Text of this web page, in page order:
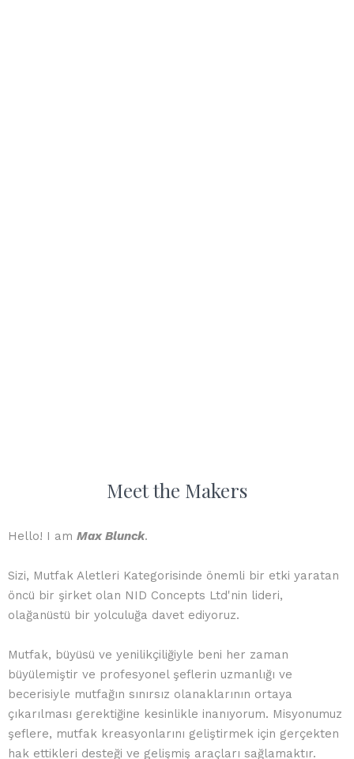
Meet the Makers
Hello! I am Max Blunck.
Sizi, Mutfak Aletleri Kategorisinde önemli bir etki yaratan
öncü bir şirket olan NID Concepts Ltd'nin lideri,
olağanüstü bir yolculuğa davet ediyoruz.
Mutfak, büyüsü ve yenilikçiliğiyle beni her zaman
büyülemiştir ve profesyonel şeflerin uzmanlığı ve
becerisiyle mutfağın sınırsız olanaklarının ortaya
çıkarılması gerektiğine kesinlikle inanıyorum. Misyonumuz
şeflere, mutfak kreasyonlarını geliştirmek için gerçekten
hak ettikleri desteği ve gelişmiş araçları sağlamaktır.